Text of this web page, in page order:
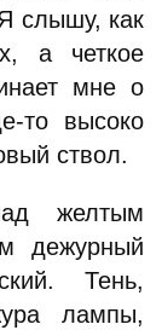
слышу, как
а четкое
мне о
то высоко
ствол.
желтым
дежурный
Тень,
лампы,